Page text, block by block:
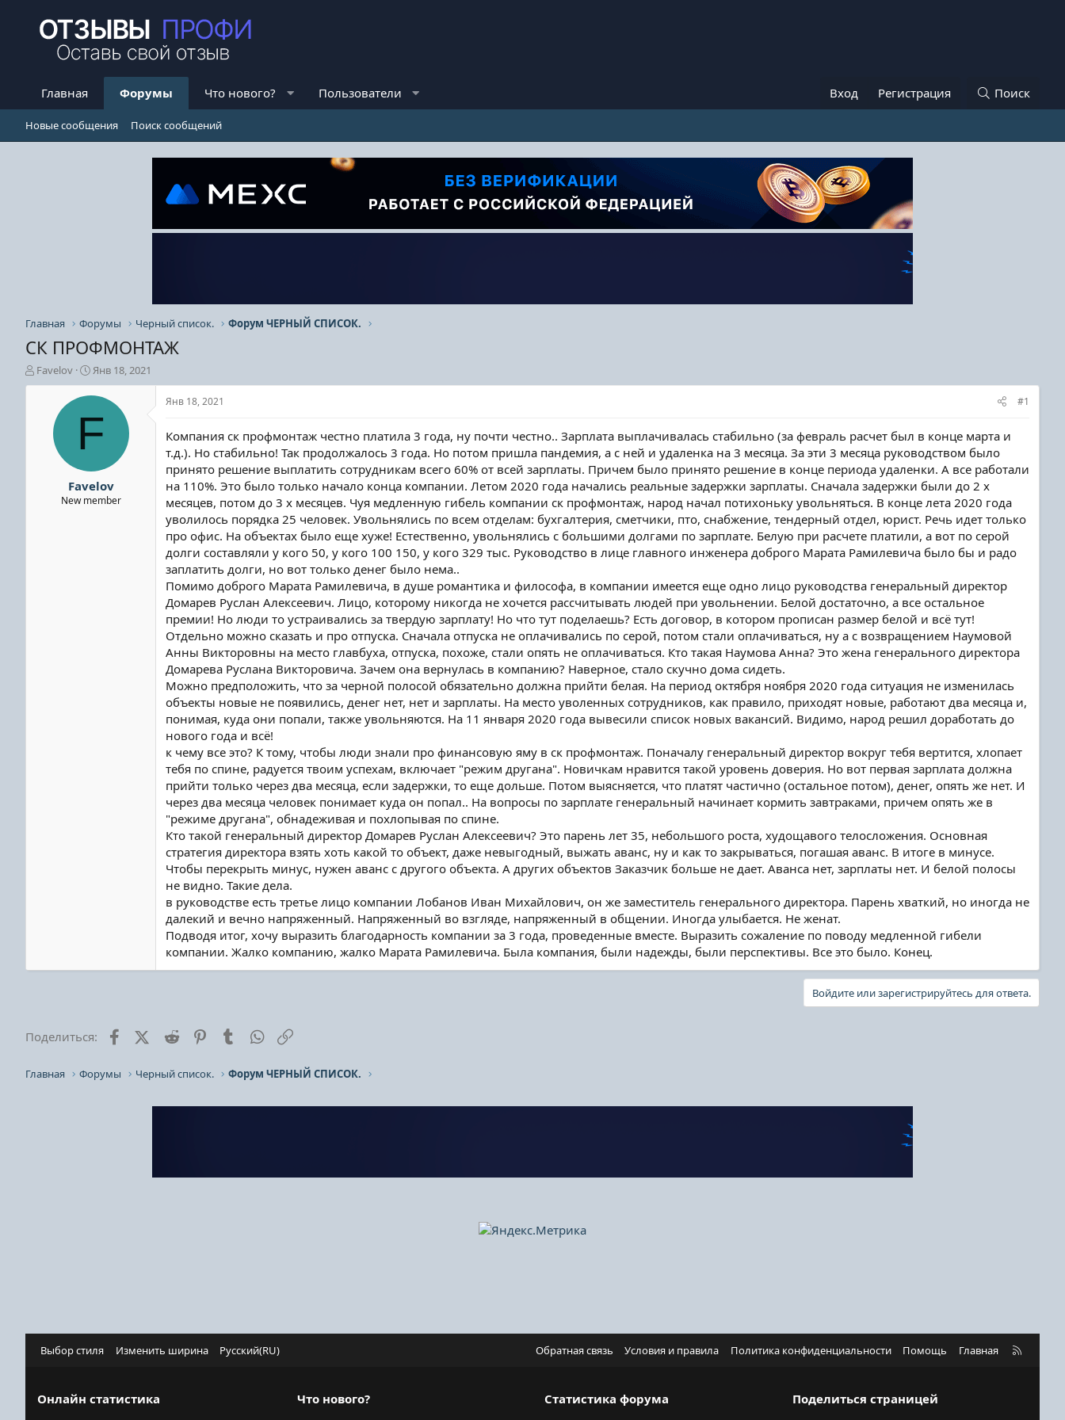
Главная Форумы Что нового? Пользователи Вход Регистрация Поиск
Новые сообщения Поиск сообщений
Главная Форумы Черный список. Форум ЧЕРНЫЙ СПИСОК.
СК ПРОФМОНТАЖ
А
в
Favelov
Д
а
т
н
а
а
л
а
Янв 18, 2021
F
Favelov
New member
Янв 18, 2021 #1
Компания ск профмонтаж честно платила 3 года, ну почти честно.. Зарплата выплачивалась стабильно (за февраль расчет был в конце марта и
т.д.). Но стабильно! Так продолжалось 3 года. Но потом пришла пандемия, а с ней и удаленка на 3 месяца. За эти 3 месяца руководством было
принято решение выплатить сотрудникам всего 60% от всей зарплаты. Причем было принято решение в конце периода удаленки. А все работали
на 110%. Это было только начало конца компании. Летом 2020 года начались реальные задержки зарплаты. Сначала задержки были до 2 х
месяцев, потом до 3 х месяцев. Чуя медленную гибель компании ск профмонтаж, народ начал потихоньку увольняться. В конце лета 2020 года
уволилось порядка 25 человек. Увольнялись по всем отделам: бухгалтерия, сметчики, пто, снабжение, тендерный отдел, юрист. Речь идет только
про офис. На объектах было еще хуже! Естественно, увольнялись с большими долгами по зарплате. Белую при расчете платили, а вот по серой
долги составляли у кого 50, у кого 100 150, у кого 329 тыс. Руководство в лице главного инженера доброго Марата Рамилевича было бы и радо
заплатить долги, но вот только денег было нема..
Помимо доброго Марата Рамилевича, в душе романтика и философа, в компании имеется еще одно лицо руководства генеральный директор
Домарев Руслан Алексеевич. Лицо, которому никогда не хочется рассчитывать людей при увольнении. Белой достаточно, а все остальное
премии! Но люди то устраивались за твердую зарплату! Но что тут поделаешь? Есть договор, в котором прописан размер белой и всё тут!
Отдельно можно сказать и про отпуска. Сначала отпуска не оплачивались по серой, потом стали оплачиваться, ну а с возвращением Наумовой
Анны Викторовны на место главбуха, отпуска, похоже, стали опять не оплачиваться. Кто такая Наумова Анна? Это жена генерального директора
Домарева Руслана Викторовича. Зачем она вернулась в компанию? Наверное, стало скучно дома сидеть.
Можно предположить, что за черной полосой обязательно должна прийти белая. На период октября ноября 2020 года ситуация не изменилась
объекты новые не появились, денег нет, нет и зарплаты. На место уволенных сотрудников, как правило, приходят новые, работают два месяца и,
понимая, куда они попали, также увольняются. На 11 января 2020 года вывесили список новых вакансий. Видимо, народ решил доработать до
нового года и всё!
к чему все это? К тому, чтобы люди знали про финансовую яму в ск профмонтаж. Поначалу генеральный директор вокруг тебя вертится, хлопает
тебя по спине, радуется твоим успехам, включает "режим другана". Новичкам нравится такой уровень доверия. Но вот первая зарплата должна
прийти только через два месяца, если задержки, то еще дольше. Потом выясняется, что платят частично (остальное потом), денег, опять же нет. И
через два месяца человек понимает куда он попал.. На вопросы по зарплате генеральный начинает кормить завтраками, причем опять же в
"режиме другана", обнадеживая и похлопывая по спине.
Кто такой генеральный директор Домарев Руслан Алексеевич? Это парень лет 35, небольшого роста, худощавого телосложения. Основная
стратегия директора взять хоть какой то объект, даже невыгодный, выжать аванс, ну и как то закрываться, погашая аванс. В итоге в минусе.
Чтобы перекрыть минус, нужен аванс с другого объекта. А других объектов Заказчик больше не дает. Аванса нет, зарплаты нет. И белой полосы
не видно. Такие дела.
в руководстве есть третье лицо компании Лобанов Иван Михайлович, он же заместитель генерального директора. Парень хваткий, но иногда не
далекий и вечно напряженный. Напряженный во взгляде, напряженный в общении. Иногда улыбается. Не женат.
Подводя итог, хочу выразить благодарность компании за 3 года, проведенные вместе. Выразить сожаление по поводу медленной гибели
компании. Жалко компанию, жалко Марата Рамилевича. Была компания, были надежды, были перспективы. Все это было. Конец.
Войдите или зарегистрируйтесь для ответа.
Поделиться: FacebookX (Twitter)
Reddit PinterestTumblr WhatsApp
Главная Форумы Черный список. Форум ЧЕРНЫЙ СПИСОК.
Выбор стиля Изменить ширина Русский(RU) Обратная связь Условия и правила Политика конфиденциальности Помощь Главная
R
Онлайн статистика Что нового? Статистика форума Поделиться страницей